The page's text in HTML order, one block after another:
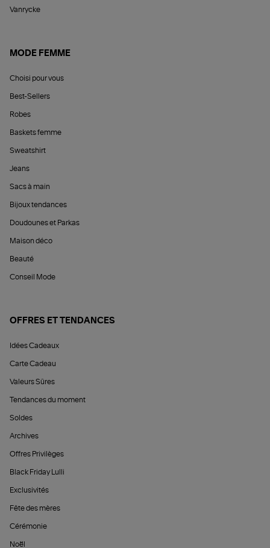
Vanrycke
MODE FEMME
Choisi pour vous
Best-Sellers
Robes
Baskets femme
Sweatshirt
Jeans
Sacs à main
Bijoux tendances
Doudounes et Parkas
Maison déco
Beauté
Conseil Mode
OFFRES ET TENDANCES
Idées Cadeaux
Carte Cadeau
Valeurs Sûres
Tendances du moment
Soldes
Archives
Offres Privilèges
Black Friday Lulli
Exclusivités
Fête des mères
Cérémonie
Noël